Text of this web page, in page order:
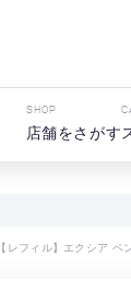
SHOP
店舗をさがす
【レフィル】エクシア ペ